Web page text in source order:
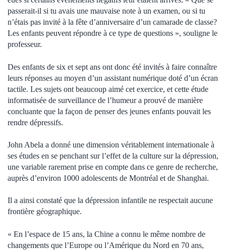
passerait-il si tu avais une mauvaise note à un examen, ou si tu
n’étais pas invité à la fête d’anniversaire d’un camarade de classe?
Les enfants peuvent répondre à ce type de questions », souligne le
professeur.
Des enfants de six et sept ans ont donc été invités à faire connaître
leurs réponses au moyen d’un assistant numérique doté d’un écran
tactile. Les sujets ont beaucoup aimé cet exercice, et cette étude
informatisée de surveillance de l’humeur a prouvé de manière
concluante que la façon de penser des jeunes enfants pouvait les
rendre dépressifs.
John Abela a donné une dimension véritablement internationale à
ses études en se penchant sur l’effet de la culture sur la dépression,
une variable rarement prise en compte dans ce genre de recherche,
auprès d’environ 1000 adolescents de Montréal et de Shanghai.
Il a ainsi constaté que la dépression infantile ne respectait aucune
frontière géographique.
« En l’espace de 15 ans, la Chine a connu le même nombre de
changements que l’Europe ou l’Amérique du Nord en 70 ans,